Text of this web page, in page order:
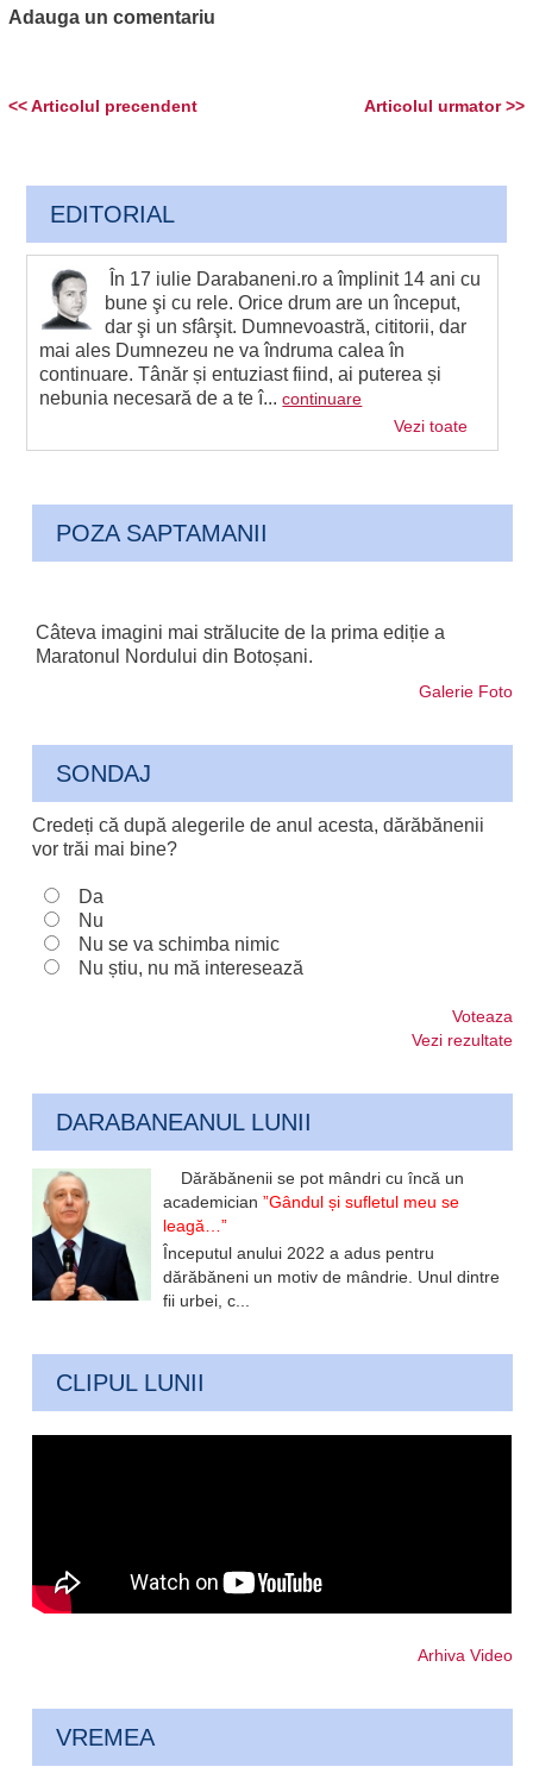
Adauga un comentariu
Articolul urmator >>
<< Articolul precendent
EDITORIAL
În 17 iulie Darabaneni.ro a împlinit 14 ani cu
bune şi cu rele. Orice drum are un început,
dar şi un sfârşit. Dumnevoastră, cititorii, dar
mai ales Dumnezeu ne va îndruma calea în
continuare. Tânăr și entuziast fiind, ai puterea și
nebunia necesară de a te î...continuare
Vezi toate
POZA SAPTAMANII
Câteva imagini mai strălucite de la prima ediție a
Maratonul Nordului din Botoșani.
Galerie Foto
SONDAJ
Credeți că după alegerile de anul acesta, dărăbănenii
vor trăi mai bine?
Da
Nu
Nu se va schimba nimic
Nu știu, nu mă interesează
Voteaza
Vezi rezultate
DARABANEANUL LUNII
Dărăbănenii se pot mândri cu încă un
academician”Gândul și sufletul meu se
leagă…”
Începutul anului 2022 a adus pentru
dărăbăneni un motiv de mândrie. Unul dintre
fii urbei, c...
CLIPUL LUNII
Arhiva Video
VREMEA